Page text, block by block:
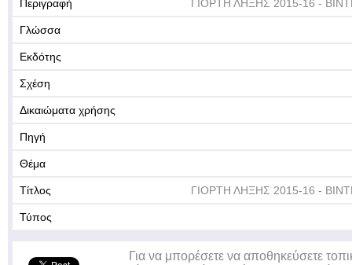
Περιγραφή ΓΙΟΡΤΗ ΛΗΞΗΣ 2015-16 -
Γλώσσα
Εκδότης
Σχέση
Δικαιώματα χρήσης
Πηγή
Θέμα
Τίτλος ΓΙΟΡΤΗ ΛΗΞΗΣ 2015-16 -
Τύπος
Για να μπορέσετε να αποθηκεύσετε